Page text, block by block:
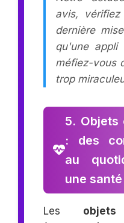
avis,
dernière
qu'une
méfiez-vous
trop
5. Objets
: des
au
une
Les